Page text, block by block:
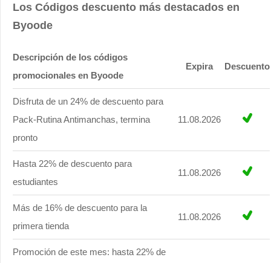
Los Códigos descuento más destacados en
Byoode
Descripción de los códigos
promocionales en Byoode
Expira Descuento
Disfruta de un 24% de descuento para
Pack-Rutina Antimanchas, termina
pronto
11.08.2026
Hasta 22% de descuento para
estudiantes
11.08.2026
Más de 16% de descuento para la
primera tienda
11.08.2026
Promoción de este mes: hasta 22% de